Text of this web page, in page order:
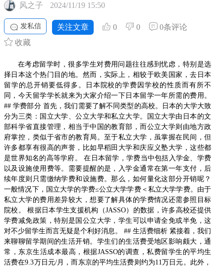
风之子 2024/11/19 15:50
发私信 关注文章 0 0
0条评论
收藏
在考虑留学时，很多学生对费用问题往往感到忧虑，特别是选
择日本这个热门目的地。然而，实际上，相较于欧美国家，去日本
留学的总开销要低得多。日本院校的学费因学校的性质而有所不
同，今天留学学长就来为大家介绍一下日本留学一年所需的费用。
## 学费部分 首先，我们需要了解不同类型的高校。日本的大学大致
分为三类：国立大学、公立大学和私立大学。国立大学由日本的文
部科学省直接管理，相当于中国的教育部，而公立大学则由地方政
府掌控，类似于省市的教育局。至于私立大学，虽掌握在民间，但
许多都享有很高的声誉，比如早稻田大学和庆应义塾大学，这些都
是世界知名的高等学府。 在日本留学，学费当中包括入学金、学费
以及设施使用费等。需要提醒的是，入学金通常在第一年支付，后
续年度则只需缴纳学费和设施费。那么，如何量化这部分开销呢？
一般情况下，国立大学的学费≤公立大学学费＜私立大学学费。由于
私立大学的费用差异较大，想要了解具体的学费情况还需参照目标
院校。 根据日本学生支援机构（JASSO）的数据，许多高校还提供
学费减免政策，特别是国公立大学，学生可以申请全免或半免，这
对不少留学生而言无疑是个利好消息。 ## 生活费细析 紧接着，我们
来聊聊留学期间的生活开销。学生们的生活费受地区影响颇大，通
常，东京生活成本最高，根据JASSO的调查，私费留学生的平均生
活费在9.3万日元/月，而东京的平均生活费则约为11万日元。此外，